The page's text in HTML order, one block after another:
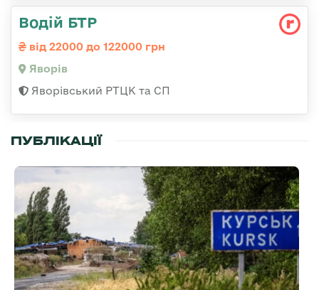
Водій БТР
від 22000 до 122000 грн
Яворів
Яворівський РТЦК та СП
ПУБЛІКАЦІЇ